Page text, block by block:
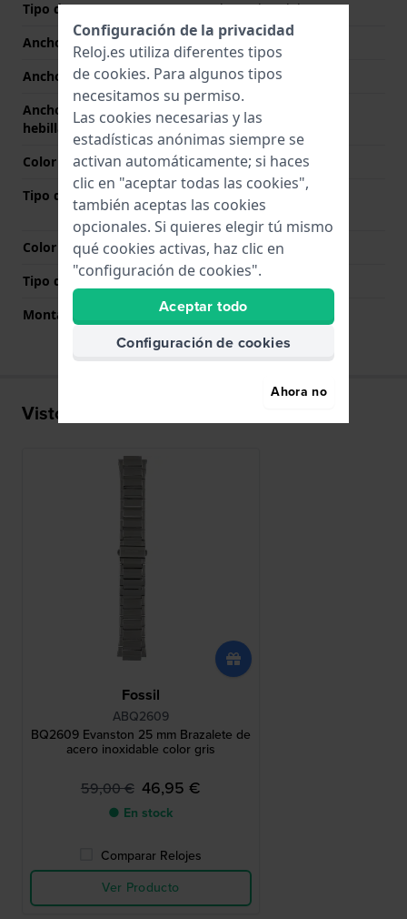
Tipo de correa
Pulsera de eslabones
Ancho de correa
25 mm
Ancho de las asas
16 mm
Ancho de correa en la
hebilla
22 mm
Color de correa
Gris
Tipo de cierre
Cierre desplegable con
botones pulsadores
Color del cierre
Gris
Tipo de montaje
Pasadores de resorte
Montaje Recto
No
Visto recientemente
Fossil
ABQ2609
BQ2609 Evanston 25 mm Brazalete de
acero inoxidable color gris
59,00 € 46,95 €
● En stock
Comparar Relojes
Ver Producto
Configuración de la privacidad
Reloj.es utiliza diferentes tipos
de cookies. Para algunos tipos
necesitamos su permiso.
Las cookies necesarias y las
estadísticas anónimas siempre se
activan automáticamente; si haces
clic en "aceptar todas las cookies",
también aceptas las cookies
opcionales. Si quieres elegir tú mismo
qué cookies activas, haz clic en
"configuración de cookies".
Aceptar todo
Configuración de cookies
Ahora no